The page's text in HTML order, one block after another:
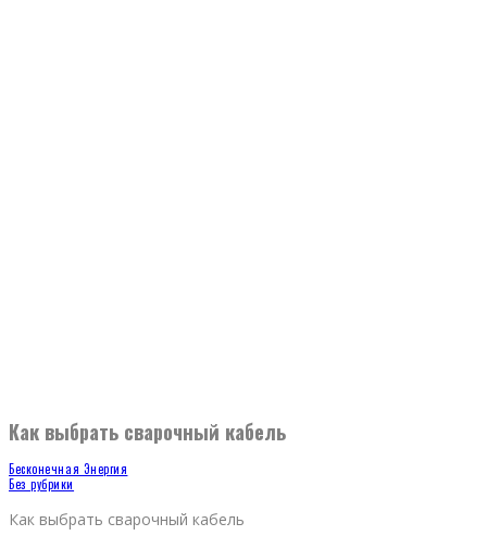
Как выбрать сварочный кабель
Бесконечная Энергия
Без рубрики
Как выбрать сварочный кабель